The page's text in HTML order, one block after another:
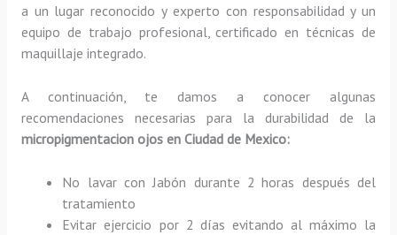
a un lugar reconocido y experto con responsabilidad y un
equipo de trabajo profesional, certificado en técnicas de
maquillaje integrado.
A continuación, te damos a conocer algunas
recomendaciones necesarias para la durabilidad de la
micropigmentacion ojos en Ciudad de Mexico:
No lavar con Jabón durante 2 horas después del
tratamiento
Evitar ejercicio por 2 días evitando al máximo la